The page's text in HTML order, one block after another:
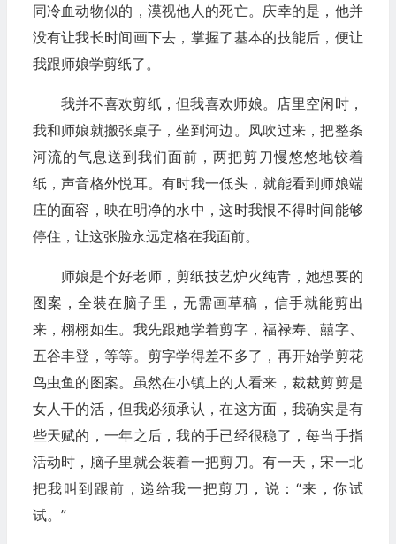
同冷血动物似的，漠视他人的死亡。庆幸的是，他并
没有让我长时间画下去，掌握了基本的技能后，便让
我跟师娘学剪纸了。
我并不喜欢剪纸，但我喜欢师娘。店里空闲时，
我和师娘就搬张桌子，坐到河边。风吹过来，把整条
河流的气息送到我们面前，两把剪刀慢悠悠地铰着
纸，声音格外悦耳。有时我一低头，就能看到师娘端
庄的面容，映在明净的水中，这时我恨不得时间能够
停住，让这张脸永远定格在我面前。
师娘是个好老师，剪纸技艺炉火纯青，她想要的
图案，全装在脑子里，无需画草稿，信手就能剪出
来，栩栩如生。我先跟她学着剪字，福禄寿、囍字、
五谷丰登，等等。剪字学得差不多了，再开始学剪花
鸟虫鱼的图案。虽然在小镇上的人看来，裁裁剪剪是
女人干的活，但我必须承认，在这方面，我确实是有
些天赋的，一年之后，我的手已经很稳了，每当手指
活动时，脑子里就会装着一把剪刀。有一天，宋一北
把我叫到跟前，递给我一把剪刀，说：“来，你试
试。”